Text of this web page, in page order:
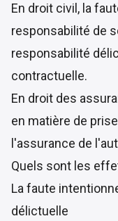
En droit civil, la
responsabilité de
responsabilité
contractuelle.
En droit des
en matière de
l'assurance de
Quels sont les
La faute
délictuelle